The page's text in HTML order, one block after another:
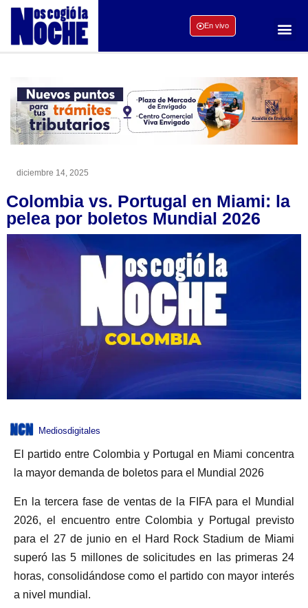
En vivo
diciembre 14, 2025
Colombia vs. Portugal en Miami: la
pelea por boletos Mundial 2026
Mediosdigitales
El partido entre Colombia y Portugal en Miami concentra
la mayor demanda de boletos para el Mundial 2026
En la tercera fase de ventas de la FIFA para el Mundial
2026, el encuentro entre Colombia y Portugal previsto
para el 27 de junio en el Hard Rock Stadium de Miami
superó las 5 millones de solicitudes en las primeras 24
horas, consolidándose como el partido con mayor interés
a nivel mundial.